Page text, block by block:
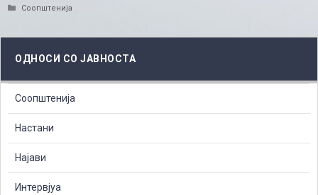
Categories
Соопштенија
ОДНОСИ СО ЈАВНОСТА
Соопштенија
Настани
Најави
Интервјуа